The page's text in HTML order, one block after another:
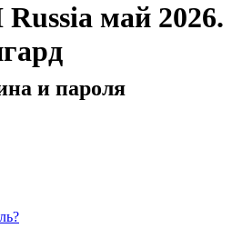
май 2026.
и пароля